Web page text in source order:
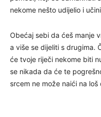
nekome nešto udijelio i
Obećaj sebi da ćeš manje
a više se dijeliti s drugima.
će tvoje riječi nekome biti
se nikada da će te
srcem ne može naići na